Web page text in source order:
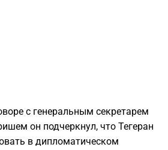
с генеральным секретарем
он подчеркнул, что Тегеран
в дипломатическом